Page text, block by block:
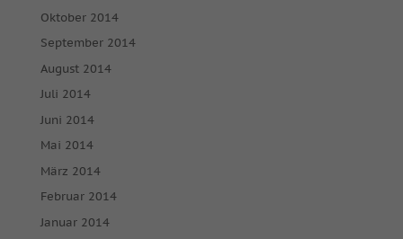
Oktober 2014
September 2014
August 2014
Juli 2014
Juni 2014
Mai 2014
März 2014
Februar 2014
Januar 2014